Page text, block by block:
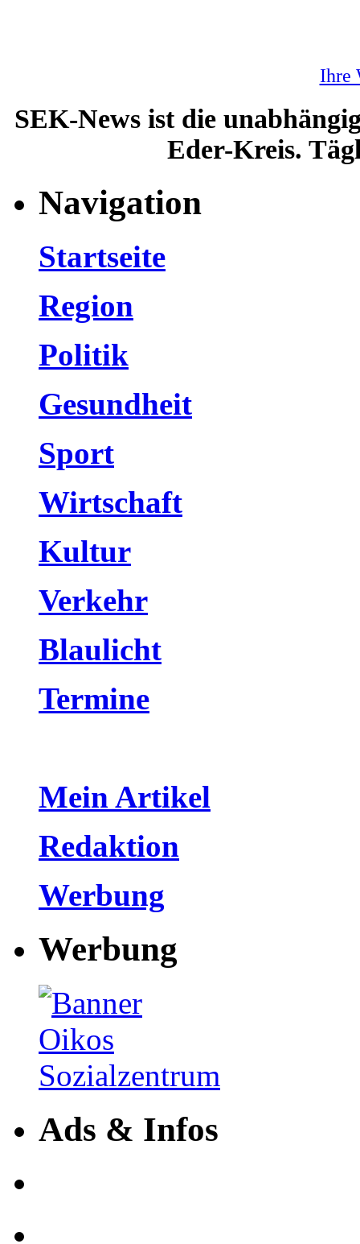
Ihre
SEK-News ist die
Eder-Kreis.
Navigation
Startseite
Region
Politik
Gesundheit
Sport
Wirtschaft
Kultur
Verkehr
Blaulicht
Termine
Mein Artikel
Redaktion
Werbung
Werbung
Ads & Infos